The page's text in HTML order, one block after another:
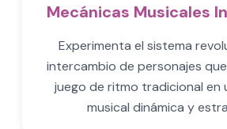
Mecánicas Musicales
Experimenta el sistema
intercambio de personajes
juego de ritmo tradicional en
musical dinámica y